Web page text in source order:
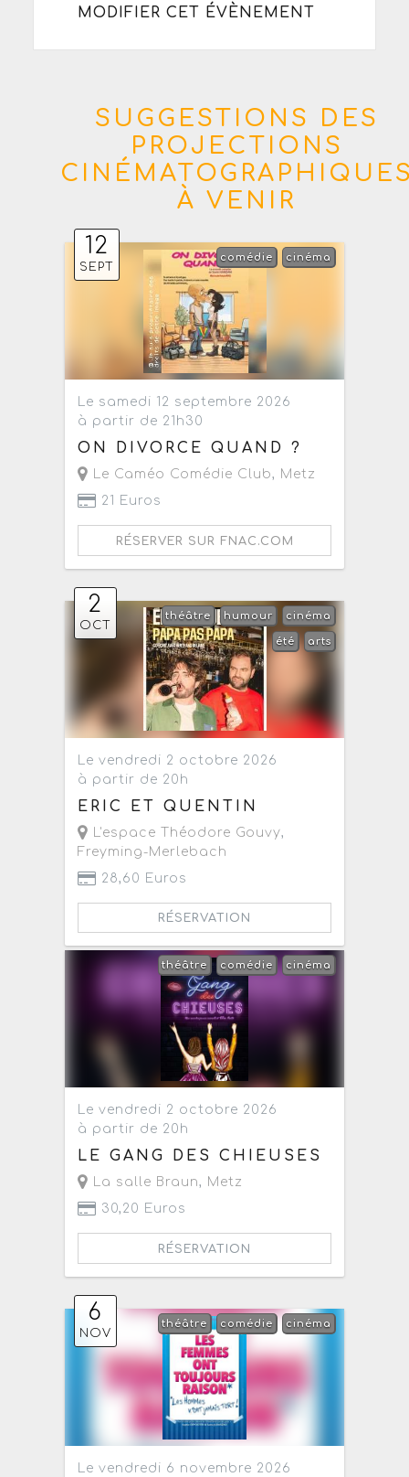
MODIFIER CET ÉVÈNEMENT
SUGGESTIONS DES
PROJECTIONS
À VENIR
12
SEPT
cinéma
comédie
Le samedi 12 septembre 2026
à partir de 21h30
ON DIVORCE QUAND ?
Le Caméo Comédie Club, Metz
21 Euros
RÉSERVER SUR FNAC.COM
2
OCT
cinéma
humour
théâtre
arts
été
Le vendredi 2 octobre 2026
à partir de 20h
ERIC ET QUENTIN
L'espace Théodore Gouvy,
Freyming-Merlebach
28,60 Euros
RÉSERVATION
cinéma
comédie
théâtre
Le vendredi 2 octobre 2026
à partir de 20h
LE GANG DES CHIEUSES
La salle Braun, Metz
30,20 Euros
RÉSERVATION
6
NOV
cinéma
comédie
théâtre
Le vendredi 6 novembre 2026